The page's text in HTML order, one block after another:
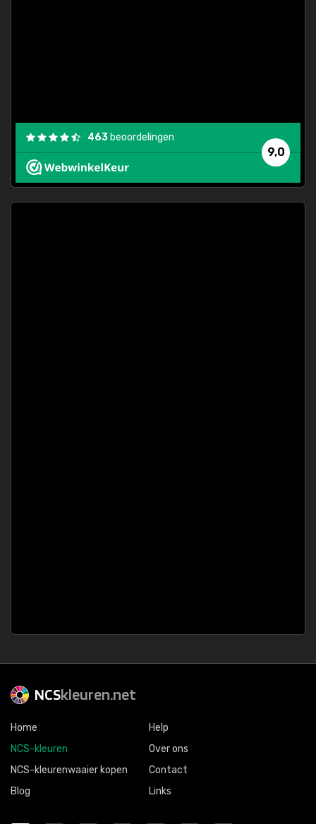
9,0
463 beoordelingen
NCSkleuren.net
Home
NCS-kleuren
NCS-kleurenwaaier kopen
Blog
Help
Over ons
Contact
Links